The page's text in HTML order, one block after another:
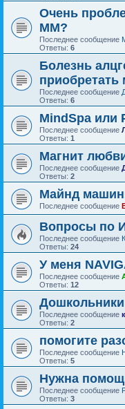
Очень
ММ?
Последнее сообщение
Ответы: 6
Болезнь
Последнее сообщение
Ответы: 6
MindSpa или
Последнее сообщение
Ответы: 1
Магнит
Последнее сообщение
Ответы: 2
Майнд
Последнее сообщение
Вопросы по
Последнее сообщение
Ответы: 24
У меня
Последнее сообщение
Ответы: 12
Последнее сообщение
Ответы: 2
помогите
Последнее сообщение
Ответы: 5
Нужна
Последнее сообщение
Ответы: 3